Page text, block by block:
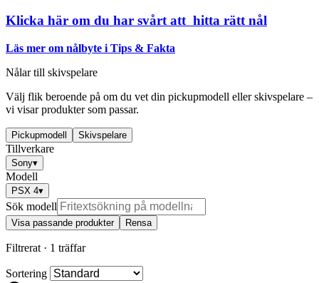
Klicka här om du har svårt att hitta rätt nål
Läs mer om nålbyte i Tips & Fakta
Nålar till skivspelare
Välj flik beroende på om du vet din pickupmodell eller skivspelare –
vi visar produkter som passar.
Pickupmodell Skivspelare
Tillverkare
Sony▾
Modell
PSX 4▾
Sök modell
Visa passande produkter Rensa
Filtrerat · 1 träffar
Sortering